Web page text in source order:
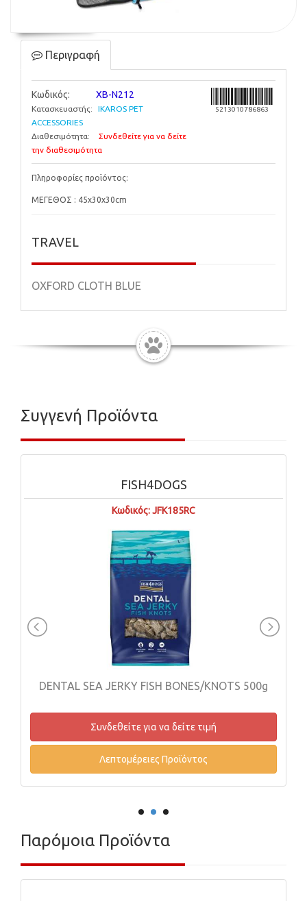
Περιγραφή
Κωδικός: XB-N212
Κατασκευαστής:
IKAROS PET
ACCESSORIES
Διαθεσιμότητα:
Συνδεθείτε για να δείτε
την διαθεσιμότητα
5213010786863
Πληροφορίες προϊόντος:
ΜΕΓΕΘΟΣ : 45x30x30cm
TRAVEL
OXFORD CLOTH BLUE
Συγγενή Προϊόντα
FISH4DOGS
Κωδικός: JFK185RC
SEA JERKY FISH BONES/KNOTS 500g
Συνδεθείτε για να δείτε τιμή
Λεπτομέρειες Προϊόντος
Παρόμοια Προϊόντα